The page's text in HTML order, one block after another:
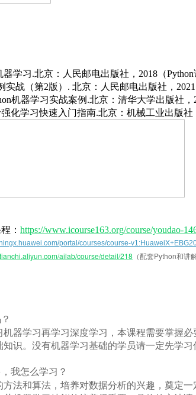
用
于层次聚类
作用、方法以及典型的教育数据分析应用。
学习.北京：人民邮电出版社，2018（P
实战（第2版）. 北京：人民邮电出版社，2021
机器学习实战案例.北京：清华大学出版社，
强化学习快速入门指南.北京：机械工业出版社
： https://www.icourse163.org/course/youdao-
portal/courses/course-
ailab/course/detail/218 （配套Python和讲
机器学习再学习深度学习，本课程需要掌握
识。没有机器学习基础的学员请一定先学
我怎么学习？
法和算法，培养对数据分析的兴趣，奠定